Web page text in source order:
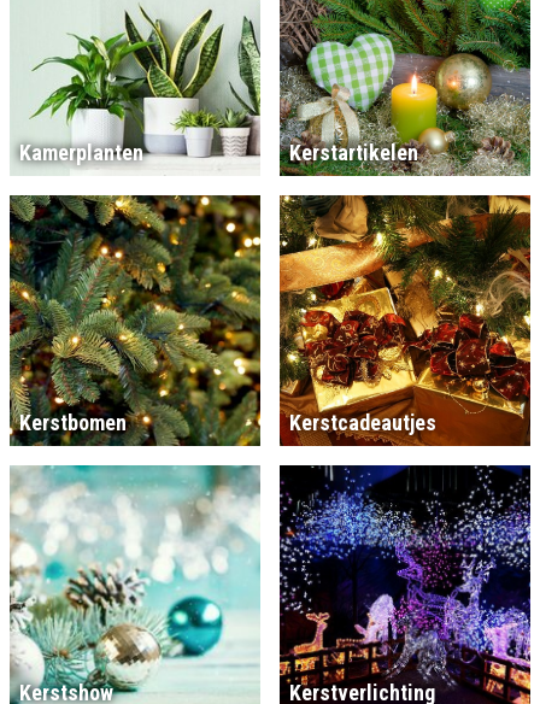
Kamerplanten Kerstartikelen
Kerstbomen Kerstcadeautjes
Kerstshow Kerstverlichting